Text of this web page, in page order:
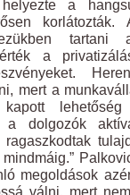
helyezte a
korlátozták.
tartani
a
mert a
kapott
a dolgozók
megoldások
válni, mert